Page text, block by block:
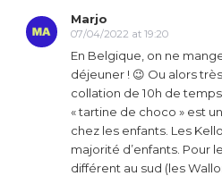
Marjo
07/04/2022 at 19:20
En Belgique, on ne
déjeuner ! 😉 Ou alors
collation de 10h de
« tartine de choco » est
chez les enfants. Les
majorité d’enfants. Pour
différent au sud (les